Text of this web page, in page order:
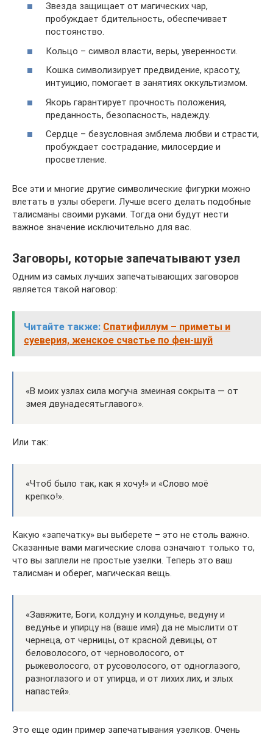
Звезда защищает от магических чар,
пробуждает бдительность, обеспечивает
постоянство.
Кольцо – символ власти, веры, уверенности.
Кошка символизирует предвидение, красоту,
интуицию, помогает в занятиях оккультизмом.
Якорь гарантирует прочность положения,
преданность, безопасность, надежду.
Сердце – безусловная эмблема любви и страсти,
пробуждает сострадание, милосердие и
просветление.
Все эти и многие другие символические фигурки можно
влетать в узлы обереги. Лучше всего делать подобные
талисманы своими руками. Тогда они будут нести
важное значение исключительно для вас.
Заговоры, которые запечатывают узел
Одним из самых лучших запечатывающих заговоров
является такой наговор:
Читайте также: Спатифиллум – приметы и
суеверия, женское счастье по фен-шуй
«В моих узлах сила могуча змеиная сокрыта — от
змея двунадесятьглавого».
Или так:
«Чтоб было так, как я хочу!» и «Слово моё
крепко!».
Какую «запечатку» вы выберете – это не столь важно.
Сказанные вами магические слова означают только то,
что вы заплели не простые узелки. Теперь это ваш
талисман и оберег, магическая вещь.
«Завяжите, Боги, колдуну и колдунье, ведуну и
ведунье и упирцу на (ваше имя) да не мыслити от
чернеца, от черницы, от красной девицы, от
беловолосого, от черноволосого, от
рыжеволосого, от русоволосого, от одноглазого,
разноглазого и от упирца, и от лихих лих, и злых
напастей».
Это еще один пример запечатывания узелков. Очень